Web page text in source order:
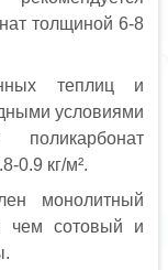
толщиной 6-8
теплиц и
условиями
0.9 кг/м².
монолитный
чем сотовый и